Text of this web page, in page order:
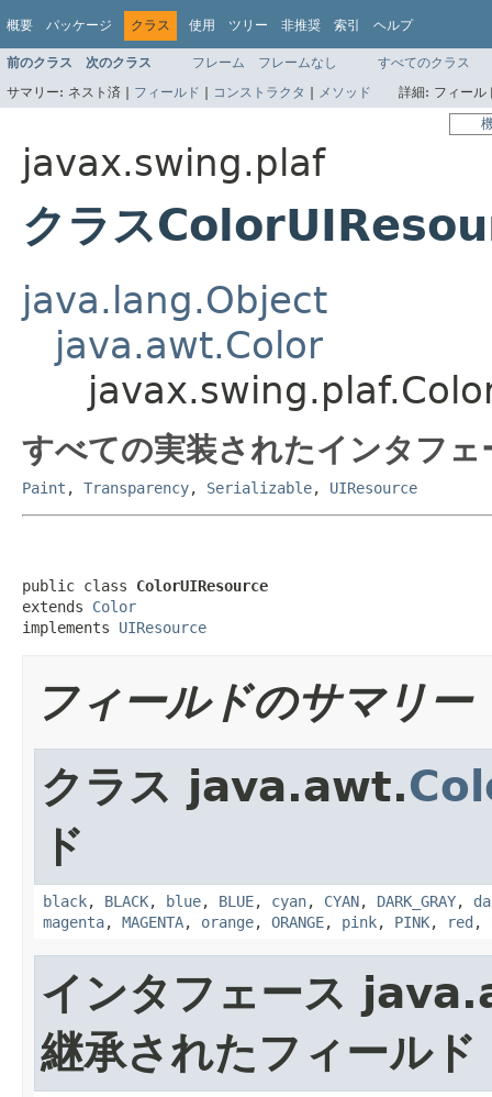
概要 パッケージ クラス 使用 ツリー 非推奨 索引 ヘルプ
前のクラス 次のクラス フレーム フレームなし
すべてのクラス
サマリー: ネスト済 | フィールド | コンストラクタ | メソッド 詳細: フィー
javax.swing.plaf
クラス
java.lang.Object
java.awt.Color
すべての実装されたインタフ
Paint , Transparency, Serializable, UIResource
public class ColorUIResource
extends Color
implements UIResource
フィールドのサマリー
クラス java.awt.
ド
black, BLACK, blue, BLUE, cyan, CYAN, DARK_GRAY,
magenta, MAGENTA, orange, ORANGE, pink, PINK, red ,
インタフェース
継承されたフィールド